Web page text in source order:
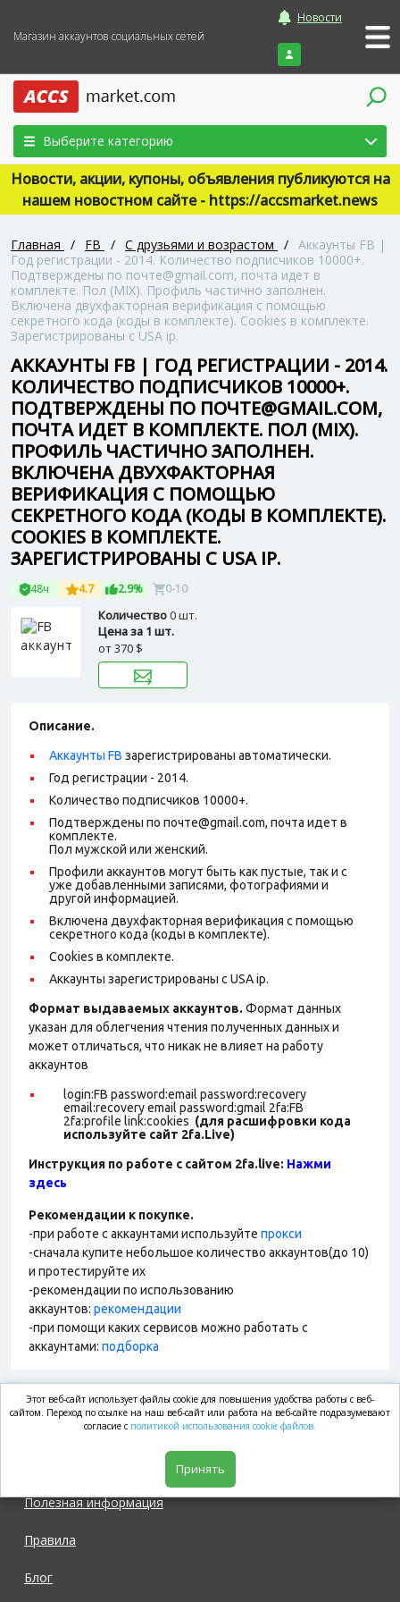
Магазин аккаунтов социальных сетей
Новости
Войти
Выберите категорию
Новости, акции, купоны, объявления публикуются на
нашем новостном сайте - https://accsmarket.news
Главная / FB / С друзьями и возрастом / Аккаунты FB |
Год регистрации - 2014. Количество подписчиков 10000+.
Подтверждены по почте@gmail.com, почта идет в
комплекте. Пол (MIX). Профиль частично заполнен.
Включена двухфакторная верификация с помощью
секретного кода (коды в комплекте). Сookies в комплекте.
Зарегистрированы с USA ip.
АККАУНТЫ FB | ГОД РЕГИСТРАЦИИ - 2014.
КОЛИЧЕСТВО ПОДПИСЧИКОВ 10000+.
ПОДТВЕРЖДЕНЫ ПО ПОЧТЕ@GMAIL.COM,
ПОЧТА ИДЕТ В КОМПЛЕКТЕ. ПОЛ (MIX).
ПРОФИЛЬ ЧАСТИЧНО ЗАПОЛНЕН.
ВКЛЮЧЕНА ДВУХФАКТОРНАЯ
ВЕРИФИКАЦИЯ С ПОМОЩЬЮ
СЕКРЕТНОГО КОДА (КОДЫ В КОМПЛЕКТЕ).
СOOKIES В КОМПЛЕКТЕ.
ЗАРЕГИСТРИРОВАНЫ С USA IP.
48ч 4.7 2.9% 0-10
Количество0 шт.
Цена за 1 шт.
от370 $
Описание.
Аккаунты FB зарегистрированы автоматически.
Год регистрации - 2014.
Количество подписчиков 10000+.
Подтверждены по почте@gmail.com, почта идет в
комплекте.
Пол мужской или женский.
Профили аккаунтов могут быть как пустые, так и с
уже добавленными записями, фотографиями и
другой информацией.
Включена двухфакторная верификация с помощью
секретного кода (коды в комплекте).
Cookies в комплекте.
Аккаунты зарегистрированы с USA ip.
Формат выдаваемых аккаунтов. Формат данных
указан для облегчения чтения полученных данных и
может отличаться, что никак не влияет на работу
аккаунтов
login:FB password:email password:recovery
email:recovery email password:gmail 2fa:FB
2fa:profile link:cookies (для расшифровки кода
используйте сайт 2fa.Live)
Инструкция по работе с сайтом 2fa.live: Нажми
здесь
Рекомендации к покупке.
-при работе с аккаунтами используйте прокси
-сначала купите небольшое количество аккаунтов(до 10)
и протестируйте их
-рекомендации по использованию
аккаунтов: рекомендации
-при помощи каких сервисов можно работать с
аккаунтами: подборка
market.com
Полезная информация
Правила
Блог
Этот веб-сайт использует файлы cookie для повышения удобства работы с веб-
сайтом. Переход по ссылке на наш веб-сайт или работа на веб-сайте подразумевают
согласие с политикой использования cookie файлов.
Принять